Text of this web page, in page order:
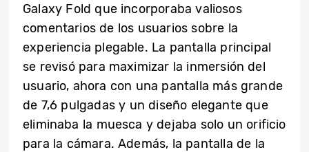
Galaxy Fold que incorporaba valiosos
comentarios de los usuarios sobre la
experiencia plegable. La pantalla principal
se revisó para maximizar la inmersión del
usuario, ahora con una pantalla más grande
de 7,6 pulgadas y un diseño elegante que
eliminaba la muesca y dejaba solo un orificio
para la cámara. Además, la pantalla de la